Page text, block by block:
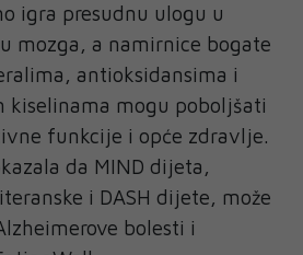
igra presudnu ulogu u
mozga, a namirnice bogate
antioksidansima i
kiselinama mogu poboljšati
funkcije i opće zdravlje.
da MIND dijeta,
i DASH dijete, može
bolesti i